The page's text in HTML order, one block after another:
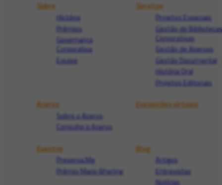
Sobre
História
Prêmios
Governança
Corporativa
Equipe
Serviços
Projetos Especiais
Gestão de Bibliotecas
Corporativas
Gestão de Acervos
Gestão Documental
História Oral
Projetos Editoriais
Acervo
Sobre o Acervo
Consulte o Acervo
Exposições virtuais
Eventos
Preserva.Me
Prêmio Mario Bhering
Blog
Artigos
Entrevistas
Notícias